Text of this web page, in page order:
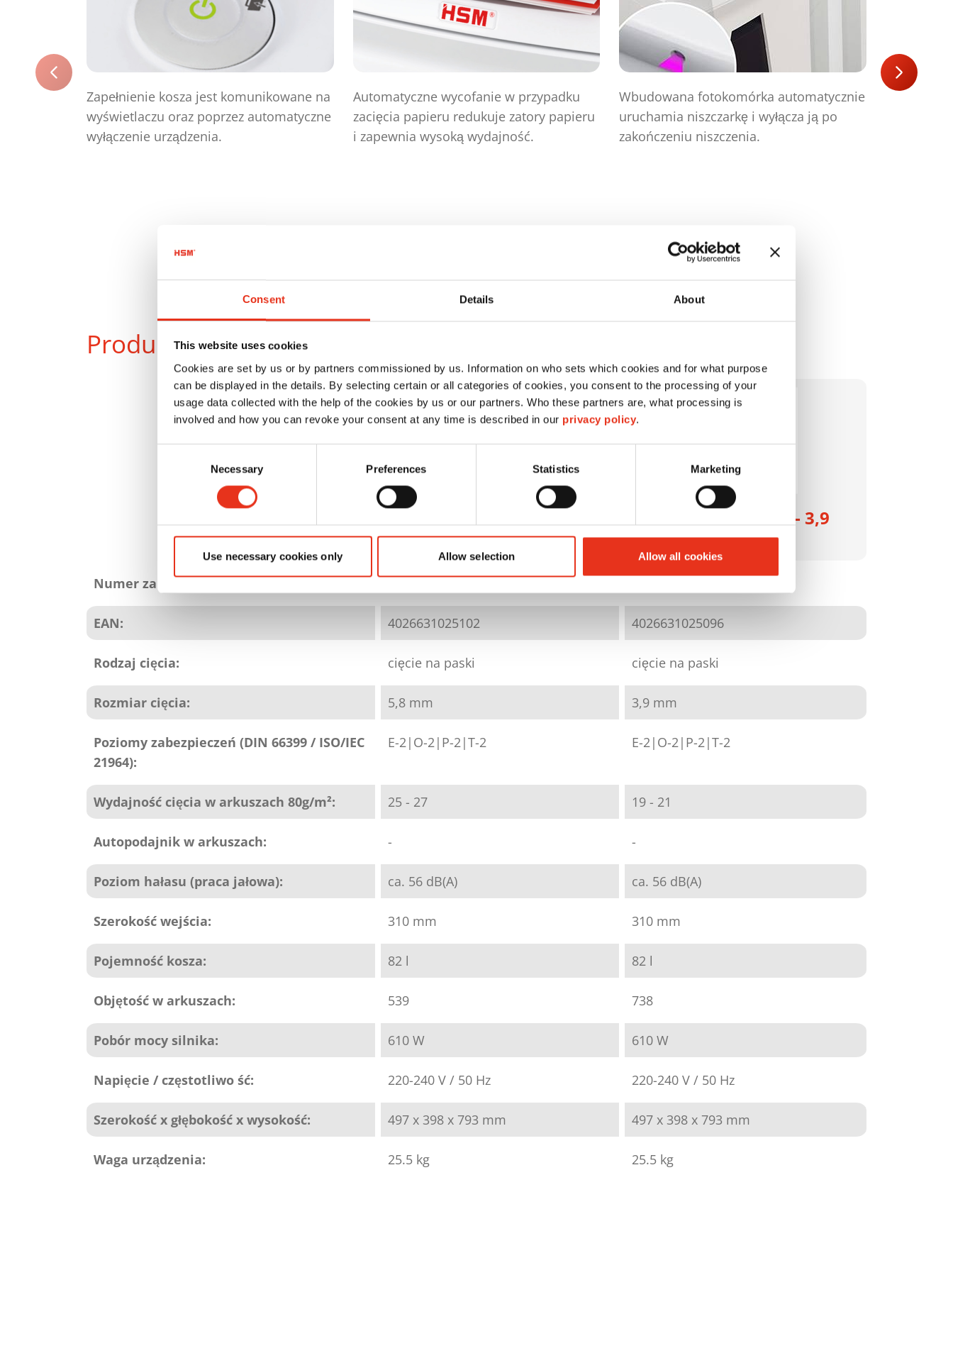
Consent Details About
This website uses cookies
Cookies are set by us or by partners commissioned by us. Information on who sets which cookies and for what purpose
can be displayed in the details. By selecting certain or all categories of cookies, you consent to the processing of your
usage data collected with the help of the cookies by us or our partners. Who these partners are, what processing is
involved and how you can revoke your consent at any time is described in our privacy policy.
Necessary Preferences Statistics Marketing
Use necessary cookies only Allow selection Allow all cookies
Zapełnienie kosza jest komunikowane na
wyświetlaczu oraz poprzez automatyczne
wyłączenie urządzenia.
Automatyczne wycofanie w przypadku
zacięcia papieru redukuje zatory papieru
i zapewnia wysoką wydajność.
Wbudowana fotokomórka automatycznie
uruchamia niszczarkę i wyłącza ją po
zakończeniu niszczenia.
Obsługa
Produktyw porównaniu
produktu
mm
HSM SECURIO B32 - 3,9
mm
Numer zamówienia: 1821111
EAN: 4026631025102 4026631025096
Rodzaj cięcia: cięcie na paski cięcie na paski
Rozmiar cięcia: 5,8 mm 3,9 mm
Poziomy zabezpieczeń (DIN 66399 / ISO/IEC
21964):
E-2|O-2|P-2|T-2 E-2|O-2|P-2|T-2
Wydajność cięcia w arkuszach 80g/m²: 25 - 27 19 - 21
Autopodajnik w arkuszach: - -
Poziom hałasu (praca jałowa): ca. 56 dB(A) ca. 56 dB(A)
Szerokość wejścia: 310 mm 310 mm
Pojemność kosza: 82 l 82 l
Objętość w arkuszach: 539 738
Pobór mocy silnika: 610 W 610 W
Napięcie / częstotliwo ść: 220-240 V / 50 Hz 220-240 V / 50 Hz
Szerokość x głębokość x wysokość: 497 x 398 x 793 mm 497 x 398 x 793 mm
Waga urządzenia: 25.5 kg 25.5 kg